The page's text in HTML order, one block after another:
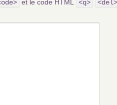
et le code HTML <q> <del>